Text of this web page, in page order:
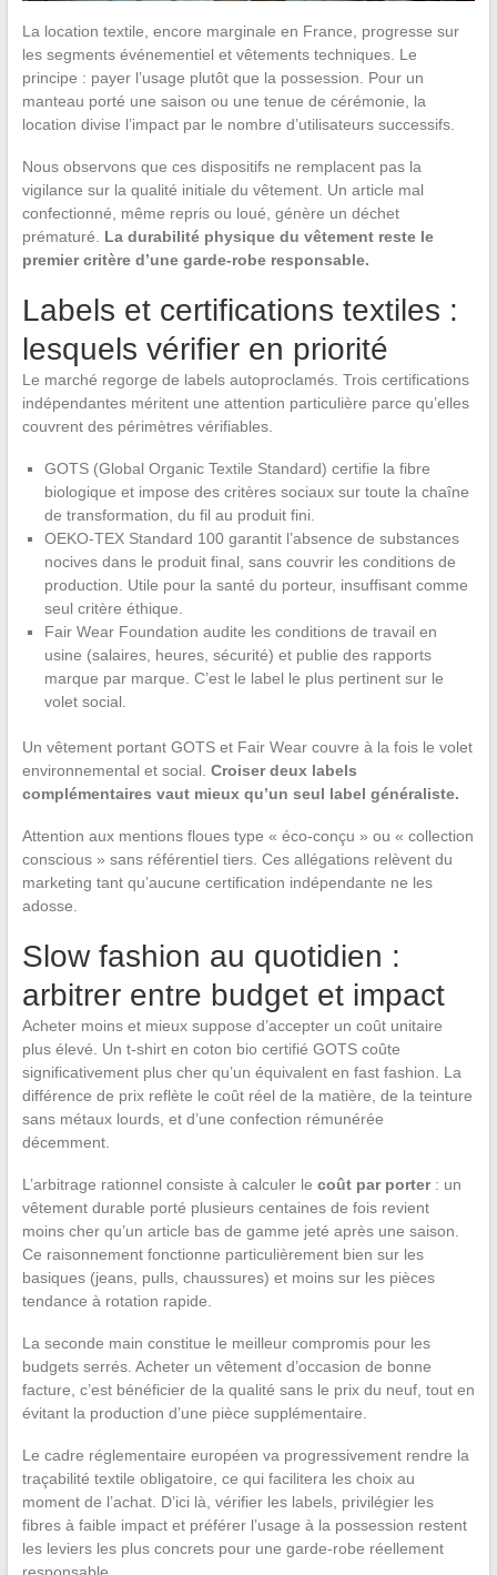
La location textile, encore marginale en France, progresse sur
les segments événementiel et vêtements techniques. Le
principe : payer l’usage plutôt que la possession. Pour un
manteau porté une saison ou une tenue de cérémonie, la
location divise l’impact par le nombre d’utilisateurs successifs.
Nous observons que ces dispositifs ne remplacent pas la
vigilance sur la qualité initiale du vêtement. Un article mal
confectionné, même repris ou loué, génère un déchet
prématuré. La durabilité physique du vêtement reste le
premier critère d’une garde-robe responsable.
Labels et certifications textiles :
lesquels vérifier en priorité
Le marché regorge de labels autoproclamés. Trois certifications
indépendantes méritent une attention particulière parce qu’elles
couvrent des périmètres vérifiables.
GOTS (Global Organic Textile Standard) certifie la fibre
biologique et impose des critères sociaux sur toute la chaîne
de transformation, du fil au produit fini.
OEKO-TEX Standard 100 garantit l’absence de substances
nocives dans le produit final, sans couvrir les conditions de
production. Utile pour la santé du porteur, insuffisant comme
seul critère éthique.
Fair Wear Foundation audite les conditions de travail en
usine (salaires, heures, sécurité) et publie des rapports
marque par marque. C’est le label le plus pertinent sur le
volet social.
Un vêtement portant GOTS et Fair Wear couvre à la fois le volet
environnemental et social. Croiser deux labels
complémentaires vaut mieux qu’un seul label généraliste.
Attention aux mentions floues type « éco-conçu » ou « collection
conscious » sans référentiel tiers. Ces allégations relèvent du
marketing tant qu’aucune certification indépendante ne les
adosse.
Slow fashion au quotidien :
arbitrer entre budget et impact
Acheter moins et mieux suppose d’accepter un coût unitaire
plus élevé. Un t-shirt en coton bio certifié GOTS coûte
significativement plus cher qu’un équivalent en fast fashion. La
différence de prix reflète le coût réel de la matière, de la teinture
sans métaux lourds, et d’une confection rémunérée
décemment.
L’arbitrage rationnel consiste à calculer le coût par porter: un
vêtement durable porté plusieurs centaines de fois revient
moins cher qu’un article bas de gamme jeté après une saison.
Ce raisonnement fonctionne particulièrement bien sur les
basiques (jeans, pulls, chaussures) et moins sur les pièces
tendance à rotation rapide.
La seconde main constitue le meilleur compromis pour les
budgets serrés. Acheter un vêtement d’occasion de bonne
facture, c’est bénéficier de la qualité sans le prix du neuf, tout en
évitant la production d’une pièce supplémentaire.
Le cadre réglementaire européen va progressivement rendre la
traçabilité textile obligatoire, ce qui facilitera les choix au
moment de l’achat. D’ici là, vérifier les labels, privilégier les
fibres à faible impact et préférer l’usage à la possession restent
les leviers les plus concrets pour une garde-robe réellement